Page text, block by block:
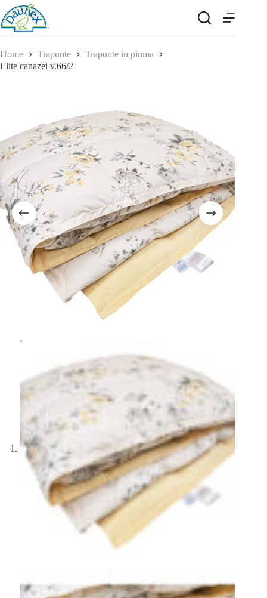
Salta
al
contenuto
Home Trapunte
Trapunte in piuma
Elite canazei v.66/2